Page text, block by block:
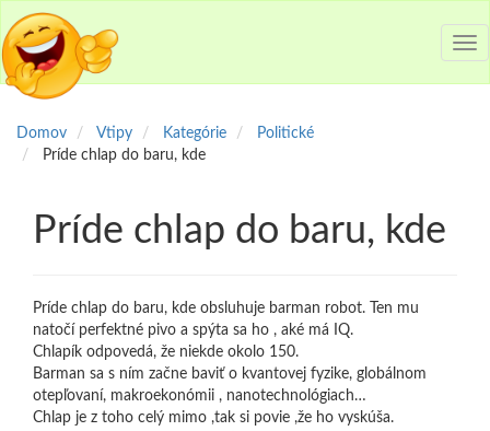
Domov Vtipy Kategórie
Politické
Príde chlap do baru, kde
Príde chlap do baru, kde
Príde chlap do baru, kde obsluhuje barman robot. Ten mu
natočí perfektné pivo a spýta sa ho , aké má IQ.
Chlapík odpovedá, že niekde okolo 150.
Barman sa s ním začne baviť o kvantovej fyzike, globálnom
otepľovaní, makroekonómii , nanotechnológiach…
Chlap je z toho celý mimo ,tak si povie ,že ho vyskúša.